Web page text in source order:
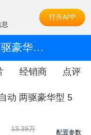
打开APP
2014 1.4T 自动 两驱豪华型 5座
经销商 点评
动 两驱豪华型 5
13.39万 配置参数